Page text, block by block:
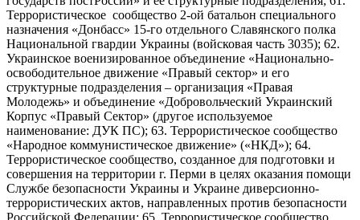
Террористическое сообщество 2-ой батальон специального
назначения «Донбасс» 15-го отдельного Славянского полка
Национальной гвардии Украины (войсковая часть 3035); 62.
Украинское военизированное объединение «Национально-
освободительное движение «Правый сектор» и его
структурные подразделения – организация «Правая
Молодежь» и объединение «Добровольческий Украинский
Корпус «Правый Сектор» (другое используемое
наименование: ДУК ПС); 63. Террористическое сообщество
«Народное коммунистическое движение» («НКД»); 64.
Террористическое сообщество, созданное для подготовки и
совершения на территории г. Перми в целях оказания помощи
Службе безопасности Украины и Украине диверсионно-
террористических актов, направленных против безопасности
Российской Федерации; 65. Террористическое сообщество